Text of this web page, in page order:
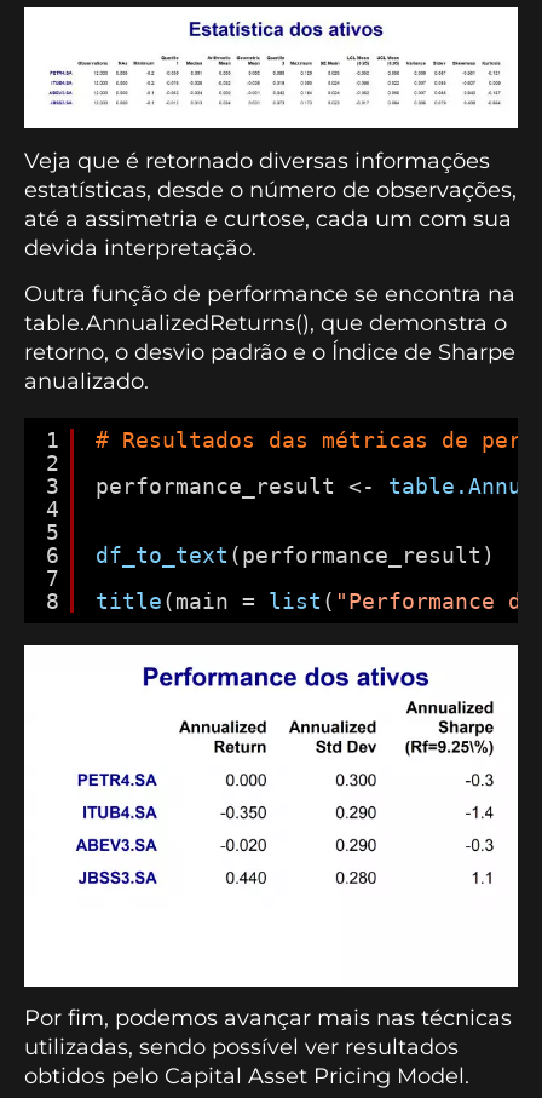
Veja que é retornado diversas informações
estatísticas, desde o número de observações,
até a assimetria e curtose, cada um com sua
devida interpretação.
Outra função de performance se encontra na
table.AnnualizedReturns(), que demonstra o
retorno, o desvio padrão e o Índice de Sharpe
anualizado.
1
2
3
4
5
6
7
8
# Resultados das métricas de
performance_result <-
df_to_text (performance_result)
title(main = list ( "Performance
Por fim, podemos avançar mais nas técnicas
utilizadas, sendo possível ver resultados
obtidos pelo Capital Asset Pricing Model.